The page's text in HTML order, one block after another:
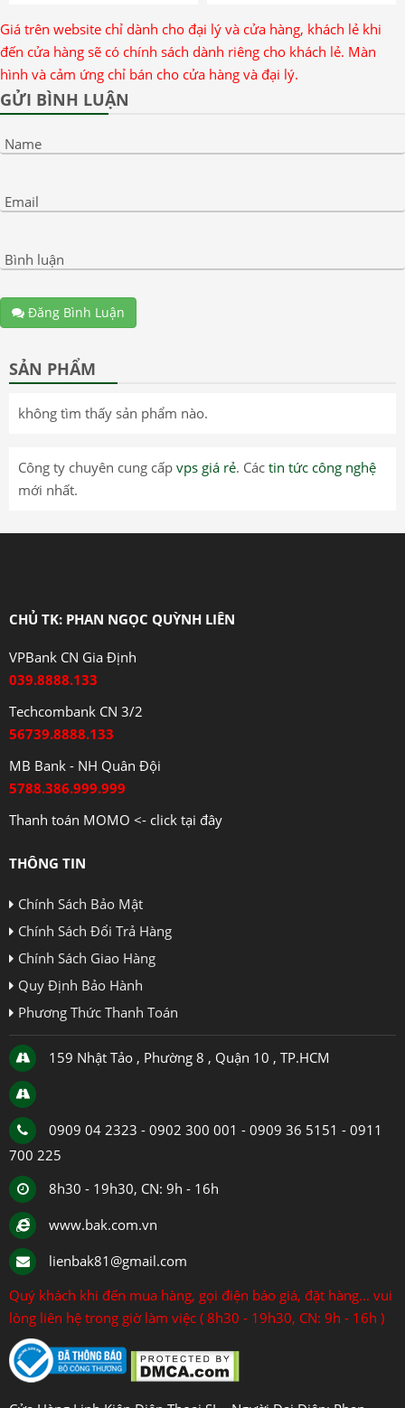
Giá trên website chỉ dành cho đại lý và cửa hàng, khách lẻ khi
đến cửa hàng sẽ có chính sách dành riêng cho khách lẻ. Màn
hình và cảm ứng chỉ bán cho cửa hàng và đại lý.
GỬI BÌNH LUẬN
Name
Email
Bình luận
Đăng Bình Luận
SẢN PHẨM
không tìm thấy sản phẩm nào.
Công ty chuyên cung cấp vps giá rẻ. Các tin tức công nghệ
mới nhất.
CHỦ TK: PHAN NGỌC QUỲNH LIÊN
VPBank CN Gia Định
039.8888.133
Techcombank CN 3/2
56739.8888.133
MB Bank - NH Quân Đội
5788.386.999.999
Thanh toán MOMO <- click tại đây
THÔNG TIN
Chính Sách Bảo Mật
Chính Sách Đổi Trả Hàng
Chính Sách Giao Hàng
Quy Định Bảo Hành
Phương Thức Thanh Toán
159 Nhật Tảo , Phường 8 , Quận 10 , TP.HCM
0909 04 2323 - 0902 300 001 - 0909 36 5151 - 0911
700 225
8h30 - 19h30, CN: 9h - 16h
www.bak.com.vn
lienbak81@gmail.com
Quý khách khi đến mua hàng, gọi điện báo giá, đặt hàng... vui
lòng liên hệ trong giờ làm việc ( 8h30 - 19h30, CN: 9h - 16h )